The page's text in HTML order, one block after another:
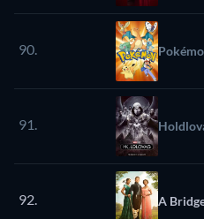
90.
91.
92. A